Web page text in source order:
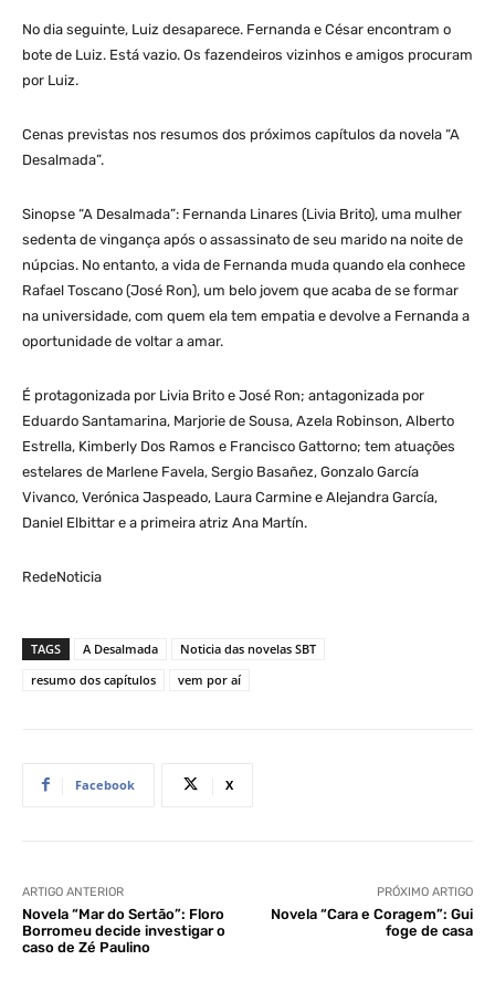
No dia seguinte, Luiz desaparece. Fernanda e César encontram o
bote de Luiz. Está vazio. Os fazendeiros vizinhos e amigos procuram
por Luiz.
Cenas previstas nos resumos dos próximos capítulos da novela “A
Desalmada”.
Sinopse “A Desalmada”: Fernanda Linares (Livia Brito), uma mulher
sedenta de vingança após o assassinato de seu marido na noite de
núpcias. No entanto, a vida de Fernanda muda quando ela conhece
Rafael Toscano (José Ron), um belo jovem que acaba de se formar
na universidade, com quem ela tem empatia e devolve a Fernanda a
oportunidade de voltar a amar.
É protagonizada por Livia Brito e José Ron; antagonizada por
Eduardo Santamarina, Marjorie de Sousa, Azela Robinson, Alberto
Estrella, Kimberly Dos Ramos e Francisco Gattorno; tem atuações
estelares de Marlene Favela, Sergio Basañez, Gonzalo García
Vivanco, Verónica Jaspeado, Laura Carmine e Alejandra García,
Daniel Elbittar e a primeira atriz Ana Martín.
RedeNoticia
TAGS A Desalmada
Noticia das novelas SBT
resumo dos capítulos
vem por aí
Facebook X
ARTIGO ANTERIOR
Novela “Mar do Sertão”: Floro
Borromeu decide investigar o
caso de Zé Paulino
PRÓXIMO ARTIGO
Novela “Cara e Coragem”: Gui
foge de casa